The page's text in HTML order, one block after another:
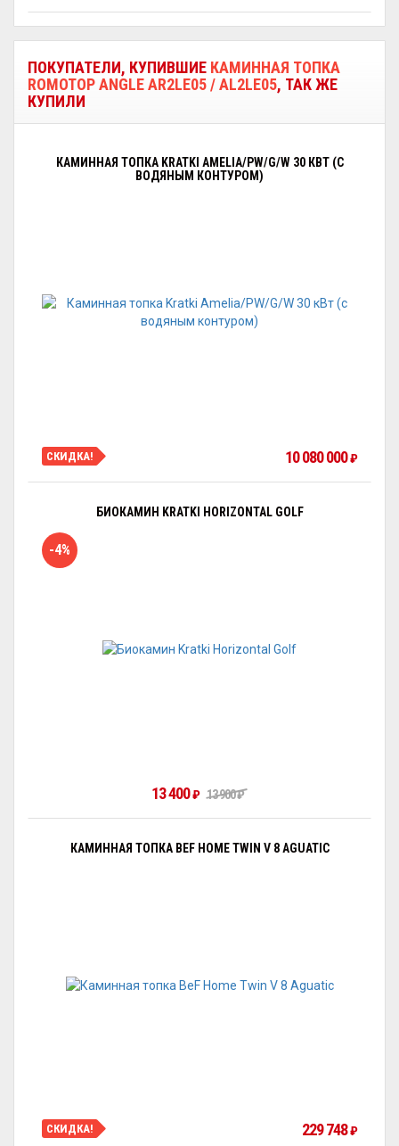
ПОКУПАТЕЛИ, КУПИВШИЕ КАМИННАЯ ТОПКА
ROMOTOP ANGLE AR2LE05 / AL2LE05, ТАК ЖЕ
КУПИЛИ
КАМИННАЯ ТОПКА KRATKI AMELIA/PW/G/W 30 КВТ (С
ВОДЯНЫМ КОНТУРОМ)
СКИДКА! 10 080 000₽
БИОКАМИН KRATKI HORIZONTAL GOLF
-4%
13 400₽ 13 900₽
КАМИННАЯ ТОПКА BEF HOME TWIN V 8 AGUATIC
СКИДКА! 229 748₽